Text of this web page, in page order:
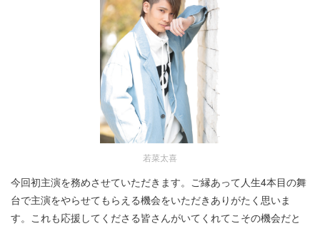
若菜太喜
今回初主演を務めさせていただきます。ご縁あって人生4本目の舞
台で主演をやらせてもらえる機会をいただきありがたく思いま
す。これも応援してくださる皆さんがいてくれてこその機会だと